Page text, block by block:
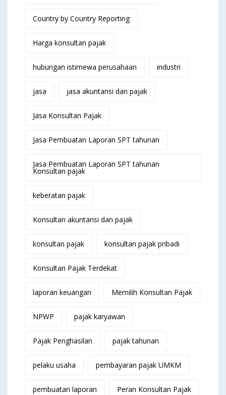
Country by Country Reporting
Harga konsultan pajak
hubungan istimewa perusahaan industri
jasa jasa akuntansi dan pajak
Jasa Konsultan Pajak
Jasa Pembuatan Laporan SPT tahunan
Jasa Pembuatan Laporan SPT tahunan
Konsultan pajak
keberatan pajak
Konsultan akuntansi dan pajak
konsultan pajak konsultan pajak pribadi
Konsultan Pajak Terdekat
laporan keuangan Memilih Konsultan Pajak
NPWP pajak karyawan
Pajak Penghasilan pajak tahunan
pelaku usaha pembayaran pajak UMKM
pembuatan laporan Peran Konsultan Pajak